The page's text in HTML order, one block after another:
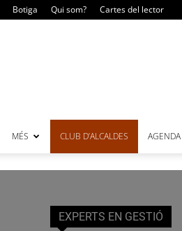
Botiga Qui som? Cartes del lector
MÉS CLUB D’ALCALDES AGENDA
EXPERTS EN GESTIÓ